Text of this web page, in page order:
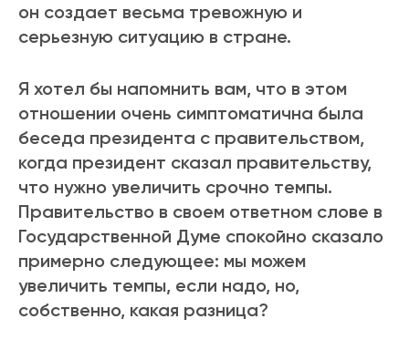
он создает весьма тревожную и
серьезную ситуацию в стране.
Я хотел бы напомнить вам, что в этом
отношении очень симптоматична была
беседа президента с правительством,
когда президент сказал правительству,
что нужно увеличить срочно темпы.
Правительство в своем ответном слове в
Государственной Думе спокойно сказало
примерно следующее: мы можем
увеличить темпы, если надо, но,
собственно, какая разница?